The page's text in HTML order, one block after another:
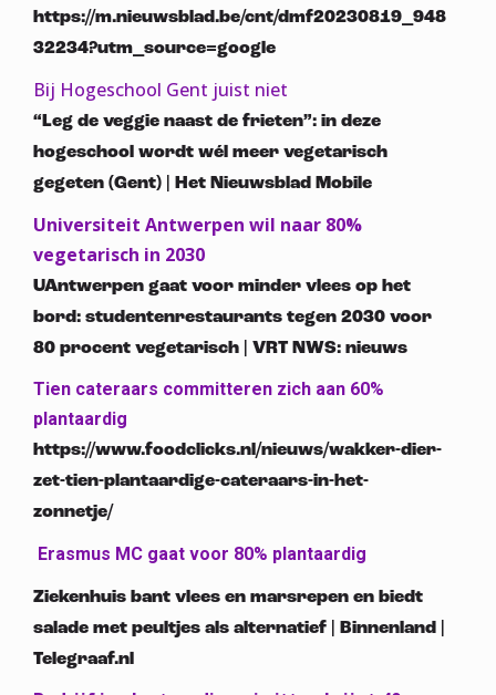
https://m.nieuwsblad.be/cnt/dmf20230819_948
32234?utm_source=google
Bij Hogeschool Gent juist niet
“Leg de veggie naast de frieten”: in deze
hogeschool wordt wél meer vegetarisch
gegeten (Gent) | Het Nieuwsblad Mobile
Universiteit Antwerpen wil naar 80%
vegetarisch in 2030
UAntwerpen gaat voor minder vlees op het
bord: studentenrestaurants tegen 2030 voor
80 procent vegetarisch | VRT NWS: nieuws
Tien cateraars committeren zich aan 60%
plantaardig
https://www.foodclicks.nl/nieuws/wakker-dier-
zet-tien-plantaardige-cateraars-in-het-
zonnetje/
Erasmus MC gaat voor 80% plantaardig
Ziekenhuis bant vlees en marsrepen en biedt
salade met peultjes als alternatief | Binnenland |
Telegraaf.nl